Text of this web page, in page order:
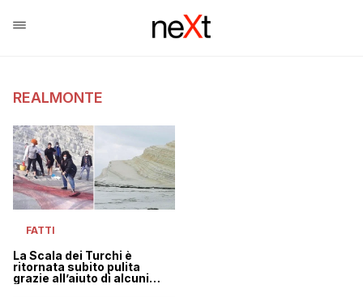
REALMONTE
FATTI
La Scala dei Turchi è
ritornata subito pulita
grazie all’aiuto di alcuni